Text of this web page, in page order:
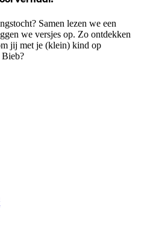
Samen lezen we een
we versjes op. Zo ontdekken
jij met je (klein) kind op
Bieb?